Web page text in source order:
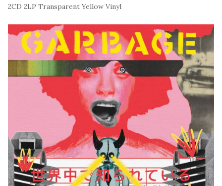
2CD 2LP Transparent Yellow Vinyl